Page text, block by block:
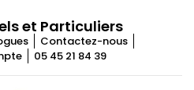
et Particuliers
Contactez-nous
05 45 21 84 39